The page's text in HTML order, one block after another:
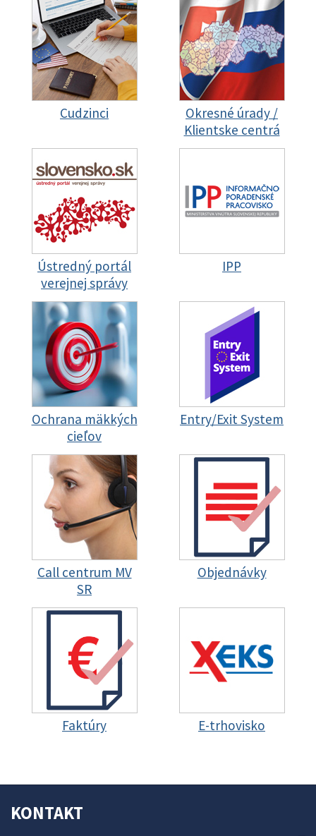
Cudzinci
Okresné úrady /
Klientske centrá
Ústredný portál
verejnej správy
IPP
Ochrana mäkkých
cieľov
Entry/Exit System
Call centrum MV
SR
Objednávky
Faktúry E-trhovisko
KONTAKT